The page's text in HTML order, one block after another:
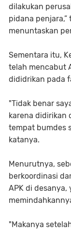
dilakukan
pidana
menuntaskan
Sementara itu,
telah mencabut
dididrikan pada
"Tidak benar
karena didirikan
tempat bumdes
katanya.
Menurutnya,
berkoordinasi
APK di
"Makanya